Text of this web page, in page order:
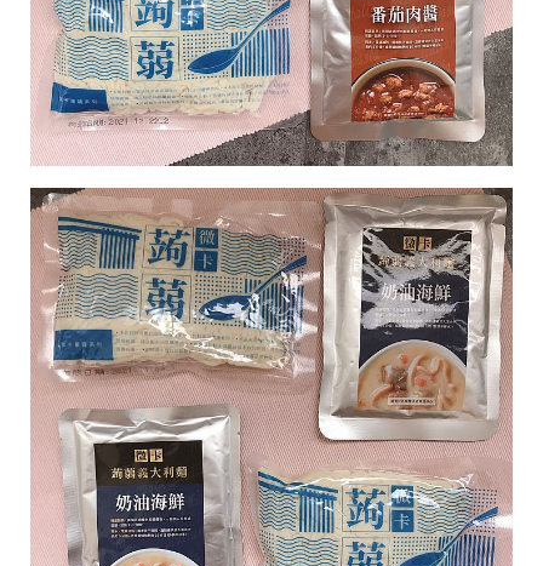
趣
網
美
打
卡
景
點
生
活
清
潔
收
納
生
活
小
物
口
罩
推
薦
居
家